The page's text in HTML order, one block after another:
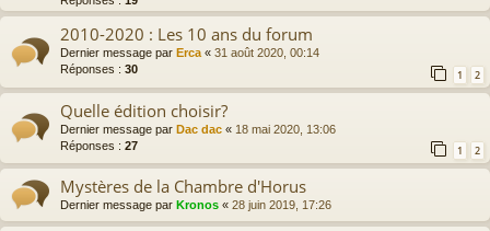
2010-2020 : Les 10 ans du forum
Dernier message par Erca « 31 août 2020, 00:14
Réponses : 30 1 2
Quelle édition choisir?
Dernier message par Dac dac « 18 mai 2020, 13:06
Réponses : 27 1 2
Mystères de la Chambre d'Horus
Dernier message par Kronos « 28 juin 2019, 17:26